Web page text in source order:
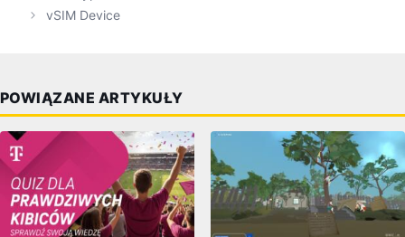
vSIM Device
POWIĄZANE ARTYKUŁY